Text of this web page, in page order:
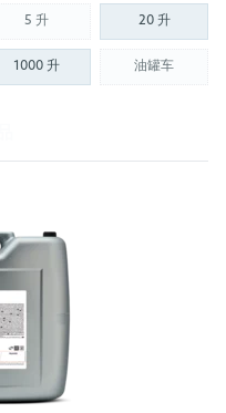
5 升(Not available) 20 升
1000 升 油罐车
(Not